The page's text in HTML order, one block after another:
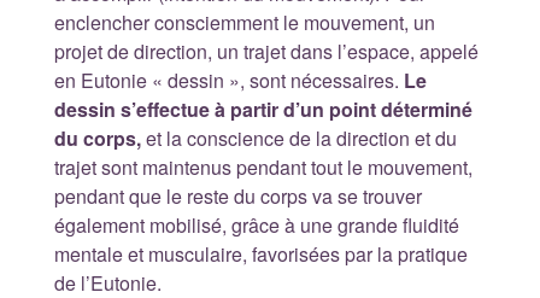
enclencher consciemment le mouvement, un
projet de direction, un trajet dans l’espace, appelé
en Eutonie « dessin », sont nécessaires. Le
dessin s’effectue à partir d’un point déterminé
du corps,et la conscience de la direction et du
trajet sont maintenus pendant tout le mouvement,
pendant que le reste du corps va se trouver
également mobilisé, grâce à une grande fluidité
mentale et musculaire, favorisées par la pratique
de l’Eutonie.